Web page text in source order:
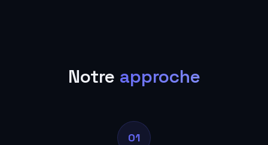
Notre approche
01